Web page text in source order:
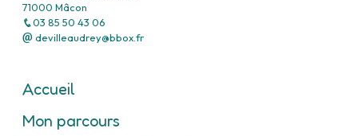
71000 Mâcon
03 85 50 43 06
devilleaudrey@bbox.fr
Accueil
Mon parcours